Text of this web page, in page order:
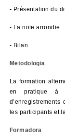
- Présentation du
- La note arrondie.
- Bilan.
Metodologia
La formation
en pratique à
les participants et
Formadora